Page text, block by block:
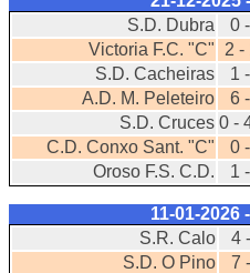
S.D. Dubra
0
Victoria F.C. "C"
2 -
S.D. Cacheiras
1
A.D. M. Peleteiro
6
S.D. Cruces 0 -
C.D. Conxo Sant. "C"
0
Oroso F.S. C.D.
1
11-01-2026
S.R. Calo
4
S.D. O Pino
7